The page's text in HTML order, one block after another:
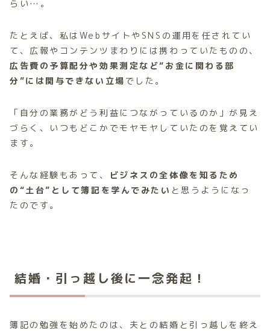
らい…。
たとえば、私はWebサイトやSNSの運用を任されてい
て、広報やコンテンツまわりには携わっていたものの、
広告費の予算配分や効果測定など“お金に関わる部
分”には関与できない立場 でした。
「自分の業務がどう利益につながっているのか」が見え
づらく、いつもどこかでモヤモヤしていたのを覚えてい
ます。
そんな経験もあって、
ビジネスの全体像を知るため
の“土台”として簿記を学んでみたい と思うようになっ
たのです。
結婚・引っ越し後に一念発起！
簿記の勉強を始めたのは、夫との結婚と引っ越しを終え